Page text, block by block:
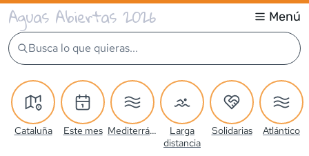
Aguas Abiertas 2026 Menú
Busca lo que quieras...
Cataluña Este mes Mediterráneo
Larga
distancia
Solidarias Atlántico